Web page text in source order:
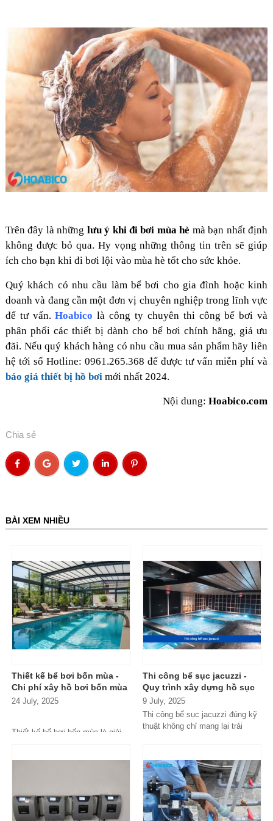
Trên đây là những lưu ý khi đi bơi mùa hè mà bạn nhất định
không được bỏ qua. Hy vọng những thông tin trên sẽ giúp
ích cho bạn khi đi bơi lội vào mùa hè tốt cho sức khỏe.
Quý khách có nhu cầu làm bể bơi cho gia đình hoặc kinh
doanh và đang cần một đơn vị chuyên nghiệp trong lĩnh vực
để tư vấn.Hoabico là công ty chuyên thi công bể bơi và
phân phối các thiết bị dành cho bể bơi chính hãng, giá ưu
đãi. Nếu quý khách hàng có nhu cầu mua sản phẩm hãy liên
hệ tới số Hotline: 0961.265.368 để được tư vấn miễn phí và
báo giá thiết bị hồ bơimới nhất 2024.
Nội dung:Hoabico.com
Chia sẻ
BÀI XEM NHIỀU
Thiết kế bể bơi bốn mùa -
Chi phí xây hồ bơi bốn mùa
24 July, 2025
Thiết kế bể bơi bốn mùa là giải
quanh năm, bất kể điều kiện thời
tiết nắng nóng hay lạnh giá. Tuy
Thi công bể sục jacuzzi -
Quy trình xây dựng hồ sục
massage
9 July, 2025
Thi công bể sục jacuzzi đúng kỹ
thuật không chỉ mang lại trải